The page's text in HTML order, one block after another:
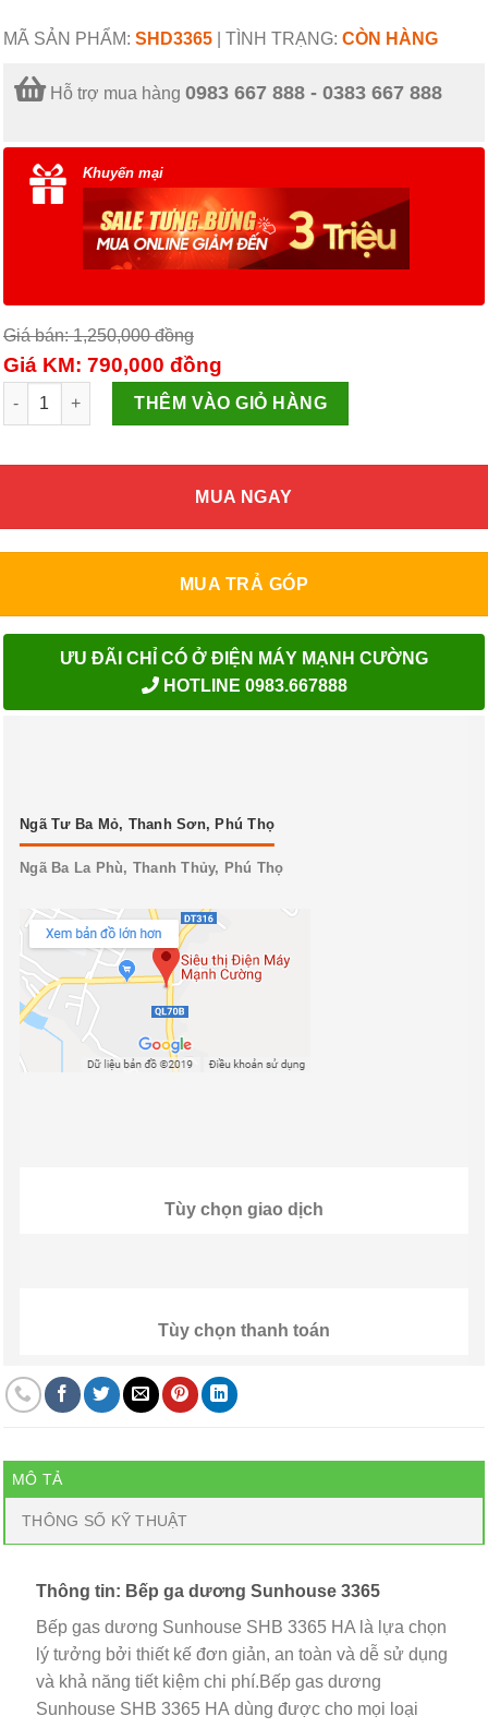
MÃ SẢN PHẨM: SHD3365 | TÌNH TRẠNG: CÒN HÀNG
Hỗ trợ mua hàng 0983 667 888 - 0383 667 888
Khuyến mại
Giá bán: 1,250,000đồng
Giá KM: 790,000 đồng
Bếp ga dương Sunhouse 3365 số lượng
THÊM VÀO GIỎ HÀNG
MUA NGAY
MUA TRẢ GÓP
ƯU ĐÃI CHỈ CÓ Ở ĐIỆN MÁY MẠNH CƯỜNG
HOTLINE 0983.667888
Ngã Tư Ba Mỏ, Thanh Sơn, Phú Thọ
Ngã Ba La Phù, Thanh Thủy, Phú Thọ
Tùy chọn giao dịch
Tùy chọn thanh toán
MÔ TẢ
THÔNG SỐ KỸ THUẬT
Thông tin: Bếp ga dương Sunhouse 3365
Bếp gas dương Sunhouse SHB 3365 HA là lựa chọn
lý tưởng bởi thiết kế đơn giản, an toàn và dễ sử dụng
và khả năng tiết kiệm chi phí.Bếp gas dương
Sunhouse SHB 3365 HA dùng được cho mọi loại